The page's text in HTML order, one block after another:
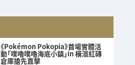
《Pokémon Pokopia》首場實體活
動「噗嚕噗嚕海底小鎮」in 橫濱紅磚
倉庫搶先直擊